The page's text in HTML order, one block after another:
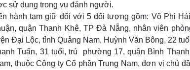
sử dụng trong vụ đánh người.
hành tạm giữ đối với 5 đối tượng gồm: Võ Phi
quận Thanh Khê, TP Đà Nẵng, nhân viên
Đại Lộc, tỉnh Quảng Nam, Huỳnh Văn Bông, 22
Tuấn, 31 tuổi, trú phường 17, quận Bình
thuộc Công ty Cổ phần Trung Nam, đơn vị chủ